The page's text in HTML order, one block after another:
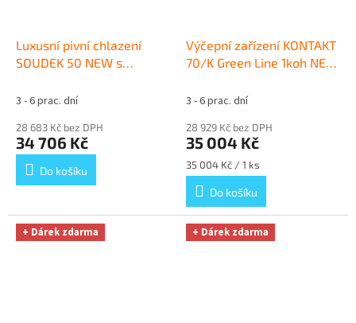
Luxusní pivní chlazení
SOUDEK 50 NEW s
bez naražečů
3 - 6 prac. dní
28 683 Kč bez DPH
34 706 Kč
Do košíku
Výčepní zařízení KONTAKT
70/K Green Line 1koh NEW
zdarma
3 - 6 prac. dní
28 929 Kč bez DPH
35 004 Kč
Měrná
cena:
35 004 Kč / 1 ks
Do košíku
+ Dárek zdarma + Dárek zdarma